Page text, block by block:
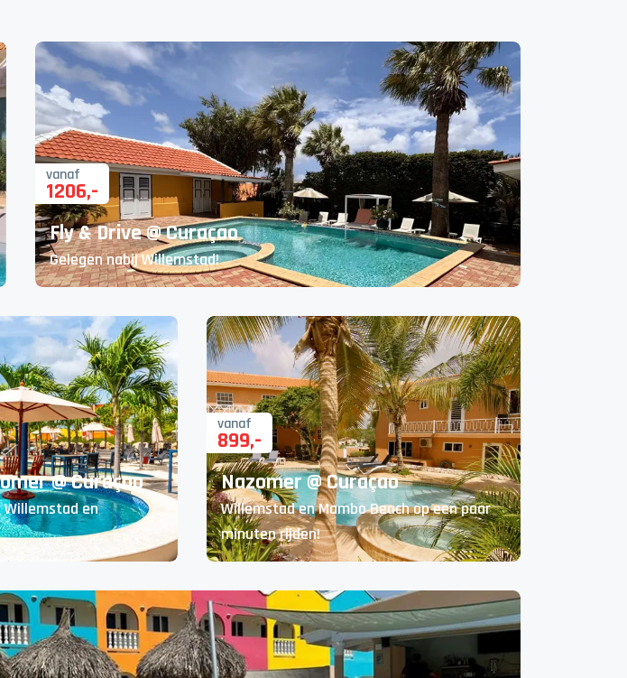
vanaf
1206,-
Fly & Drive @ Curaçao
Gelegen nabij Willemstad!
@ Curaçao
en
vanaf
899,-
Nazomer @ Curaçao
Willemstad en Mambo Beach op een paar
minuten rijden!